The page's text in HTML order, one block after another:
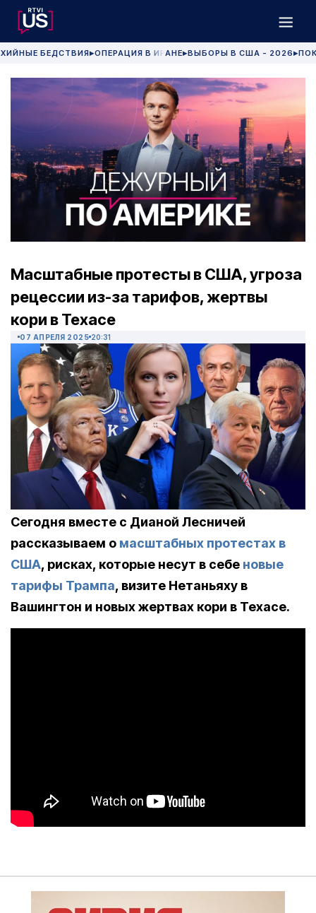
БЕДСТВИЯ▶ОПЕРАЦИЯ В ИРАНЕ▶ВЫБОРЫ В США - 2026 ▶
Масштабные протесты в США, угроза
рецессии из-за тарифов, жертвы
кори в Техасе
07 АПРЕЛЯ 2025 20:31
Сегодня вместе с Дианой Лесничей
рассказываем о масштабных протестах в
США, рисках, которые несут в себе новые
тарифы Трампа, визите Нетаньяху в
Вашингтон и новых жертвах кори в Техасе.